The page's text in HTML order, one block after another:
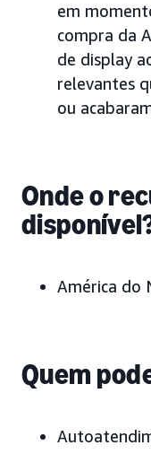
em
compra da
de display
relevantes
ou
Onde o
América do
Quem